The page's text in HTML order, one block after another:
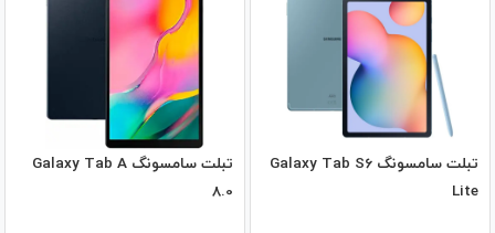
تبلت سامسونگ Galaxy Tab S6
Lite
تبلت سامسونگ Galaxy Tab A
8.0